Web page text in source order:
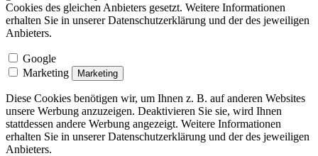
Cookies des gleichen Anbieters gesetzt. Weitere Informationen
erhalten Sie in unserer Datenschutzerklärung und der des jeweiligen
Anbieters.
Google
Marketing
Marketing
Diese Cookies benötigen wir, um Ihnen z. B. auf anderen Websites
unsere Werbung anzuzeigen. Deaktivieren Sie sie, wird Ihnen
stattdessen andere Werbung angezeigt. Weitere Informationen
erhalten Sie in unserer Datenschutzerklärung und der des jeweiligen
Anbieters.